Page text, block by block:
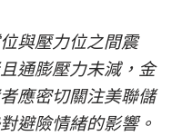
與壓力位之間震
通膨壓力未減，金
應密切關注美聯儲
避險情緒的影響。